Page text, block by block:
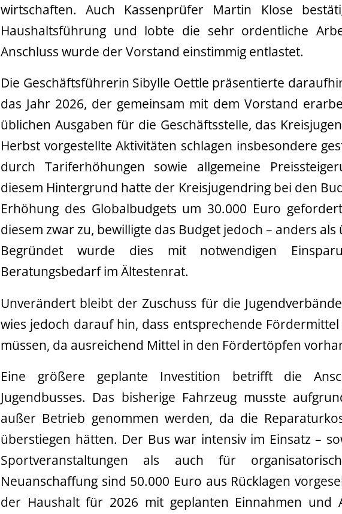
wirtschaften. Auch Kassenprüfer Martin Klose
Haushaltsführung und lobte die sehr ordentliche
Anschluss wurde der Vorstand einstimmig entlastet.
Die Geschäftsführerin Sibylle Oettle präsentierte
das Jahr 2026, der gemeinsam mit dem Vorstand
üblichen Ausgaben für die Geschäftsstelle, das
Herbst vorgestellte Aktivitäten schlagen insbesondere
durch Tariferhöhungen sowie allgemeine
diesem Hintergrund hatte der Kreisjugendring bei den
Erhöhung des Globalbudgets um 30.000 Euro
diesem zwar zu, bewilligte das Budget jedoch – anders
Begründet wurde dies mit notwendigen
Beratungsbedarf im Ältestenrat.
Unverändert bleibt der Zuschuss für die
wies jedoch darauf hin, dass entsprechende
müssen, da ausreichend Mittel in den Fördertöpfen
Eine größere geplante Investition betrifft die
Jugendbusses. Das bisherige Fahrzeug musste
außer Betrieb genommen werden, da die
überstiegen hätten. Der Bus war intensiv im Einsatz –
Sportveranstaltungen als auch für
Neuanschaffung sind 50.000 Euro aus Rücklagen
der Haushalt für 2026 mit geplanten Einnahmen und